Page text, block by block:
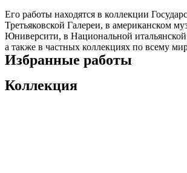
Его работы находятся в коллекции
Третьяковской Галереи, в американском
Юниверсити, в Национальной итальянской
а также в частных коллекциях по всему
Избранные работы
Коллекция